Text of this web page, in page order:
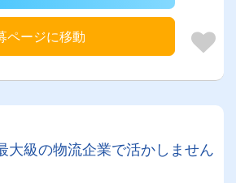
ページに移動
大級の物流企業で活かしません